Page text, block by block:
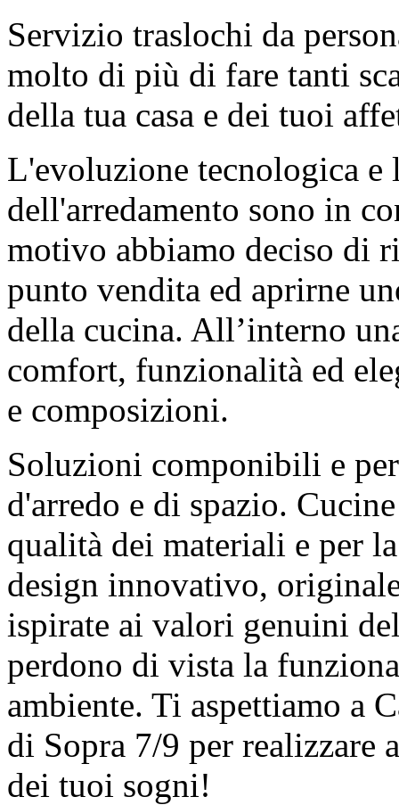
Servizio traslochi da
molto di più di fare tanti
della tua casa e dei tuoi
L'evoluzione tecnologica e
dell'arredamento sono in
motivo abbiamo deciso di
punto vendita ed aprirne
della cucina. All’interno
comfort, funzionalità ed
e composizioni.
Soluzioni componibili e
d'arredo e di spazio.
qualità dei materiali e per
design innovativo,
ispirate ai valori genuini
perdono di vista la
ambiente. Ti aspettiamo a
di Sopra 7/9 per realizzare
dei tuoi sogni!